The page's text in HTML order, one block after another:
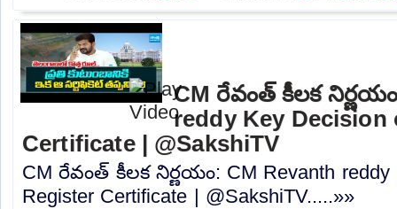
CM రేవంత్ కీలక
reddy Key Decision
Certificate | @SakshiTV
CM రేవంత్ కీలక నిర్ణయం: CM Revanth reddy
Register Certificate | @SakshiTV.....»»